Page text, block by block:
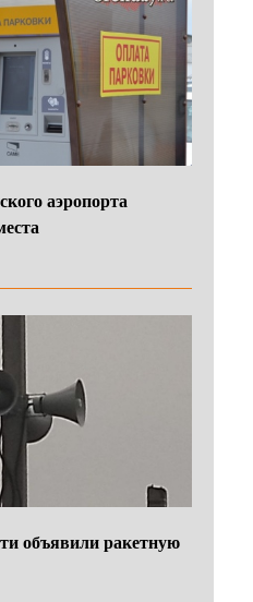
аэропорта
объявили ракетную